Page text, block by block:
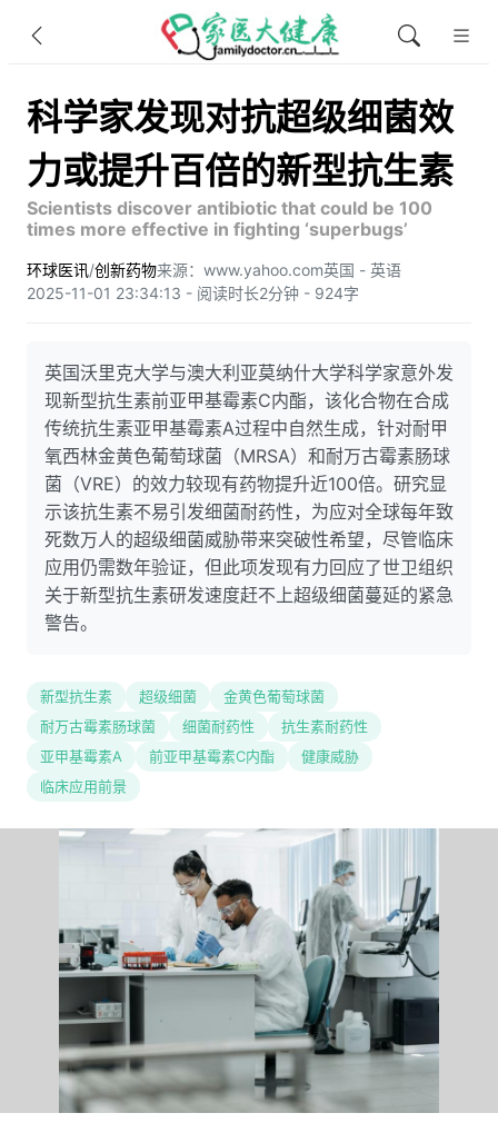
科学家发现对抗超级细菌效
力或提升百倍的新型抗生素
Scientists discover antibiotic that could be 100
times more effective in fighting ‘superbugs’
环球医讯/创新药物来源：www.yahoo.com英国 - 英语
2025-11-01 23:34:13 - 阅读时长2分钟 - 924字
英国沃里克大学与澳大利亚莫纳什大学科学家意外发
现新型抗生素前亚甲基霉素C内酯，该化合物在合成
传统抗生素亚甲基霉素A过程中自然生成，针对耐甲
氧西林金黄色葡萄球菌（MRSA）和耐万古霉素肠球
菌（VRE）的效力较现有药物提升近100倍。研究显
示该抗生素不易引发细菌耐药性，为应对全球每年致
死数万人的超级细菌威胁带来突破性希望，尽管临床
应用仍需数年验证，但此项发现有力回应了世卫组织
关于新型抗生素研发速度赶不上超级细菌蔓延的紧急
警告。
新型抗生素 超级细菌
金黄色葡萄球菌
耐万古霉素肠球菌
细菌耐药性
抗生素耐药性
亚甲基霉素A
前亚甲基霉素C内酯
健康威胁
临床应用前景